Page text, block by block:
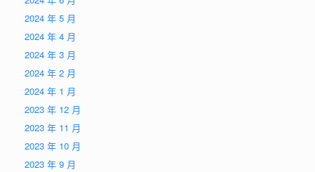
2024 年 5 月
2024 年 4 月
2024 年 3 月
2024 年 2 月
2024 年 1 月
2023 年 12 月
2023 年 11 月
2023 年 10 月
2023 年 9 月